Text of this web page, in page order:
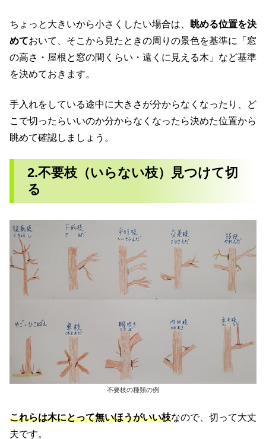
ちょっと大きいから小さくしたい場合は、
眺める位置を決
めておいて、そこから見たときの周りの景色を基準に「窓
の高さ・屋根と窓の間くらい・遠くに見える木」など基準
を決めておきます。
手入れをしている途中に大きさが分からなくなったり、ど
こで切ったらいいのか分からなくなったら決めた位置から
眺めて確認しましょう。
2.不要枝（いらない枝）見つけて切
る
不要枝の種類の例
これらは木にとって無いほうがいい枝なので、切って大丈
夫です。